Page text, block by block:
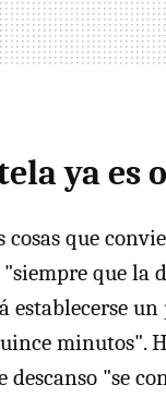
ya
que
"siempre que la
un
minutos".
descanso "se